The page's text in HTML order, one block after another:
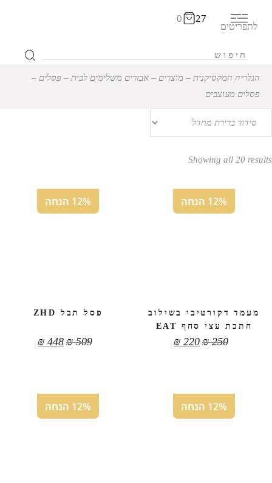
27
0
לתפריטים
הגלריה המקסיקנית ‒ מוצרים ‒ אבזרים משלימים לבית ‒ פסלים ‒
פסלים מעוצבים
Showing all 20 results
12% הנחה
מעמד דקורטיבי בשילוב
חתכת עצי סחף EAT
₪250
₪ 220
12% הנחה
פסל תבל ZHD
₪509
₪ 448
12% הנחה 12% הנחה